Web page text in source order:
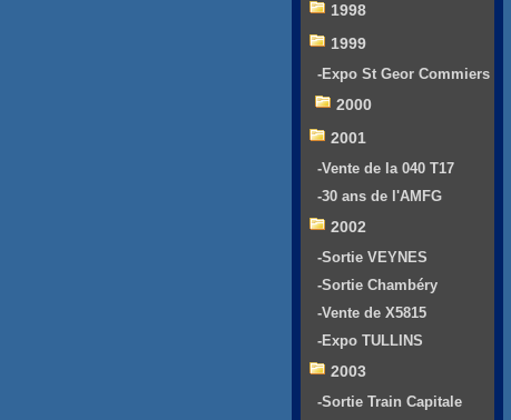
1998
1999
-Expo St Geor Commiers
2000
2001
-Vente de la 040 T17
-30 ans de l'AMFG
2002
-Sortie VEYNES
-Sortie Chambéry
-Vente de X5815
-Expo TULLINS
2003
-Sortie Train Capitale